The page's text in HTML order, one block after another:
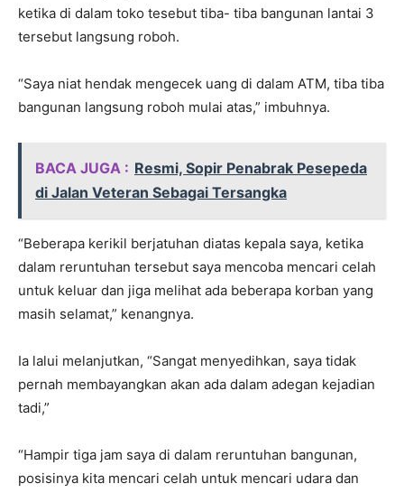
ketika di dalam toko tesebut tiba- tiba bangunan lantai 3
tersebut langsung roboh.
“Saya niat hendak mengecek uang di dalam ATM, tiba tiba
bangunan langsung roboh mulai atas,” imbuhnya.
BACA JUGA : Resmi, Sopir Penabrak Pesepeda
di Jalan Veteran Sebagai Tersangka
“Beberapa kerikil berjatuhan diatas kepala saya, ketika
dalam reruntuhan tersebut saya mencoba mencari celah
untuk keluar dan jiga melihat ada beberapa korban yang
masih selamat,” kenangnya.
Ia lalui melanjutkan, “Sangat menyedihkan, saya tidak
pernah membayangkan akan ada dalam adegan kejadian
tadi,”
“Hampir tiga jam saya di dalam reruntuhan bangunan,
posisinya kita mencari celah untuk mencari udara dan